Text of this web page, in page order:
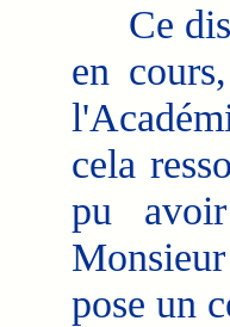
Ce
en
cela
pu
pose un